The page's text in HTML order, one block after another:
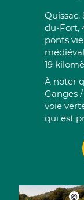
Quissac,
du-Fort,
ponts
19
À noter
Ganges
voie
qui est